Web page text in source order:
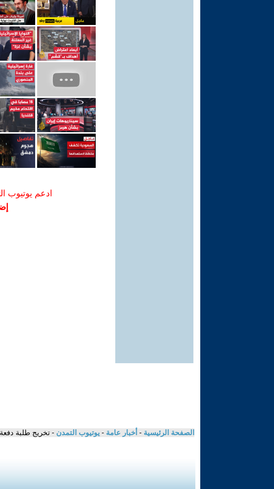
ادعم يوتيوب
الصفحة الرئيسية - أخبار عامة - يوتيوب التمدن - تخريج طلبة دفعة 2026 في مدرسة بيكن الخاصة وسط أجواء احتفالية